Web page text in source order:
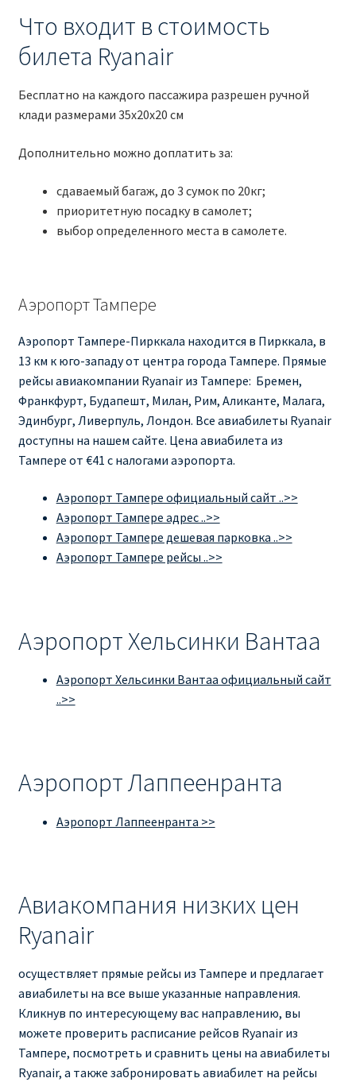
Что входит в стоимость
билета Ryanair
Бесплатно на каждого пассажира разрешен ручной
клади размерами 35x20x20 см
Дополнительно можно доплатить за:
сдаваемый багаж, до 3 сумок по 20кг;
приоритетную посадку в самолет;
выбор определенного места в самолете.
Аэропорт Тампере
Аэропорт Тампере-Пирккала находится в Пирккала, в
13 км к юго-западу от центра города Тампере. Прямые
рейсы авиакомпании Ryanair из Тампере: Бремен,
Франкфурт, Будапешт, Милан, Рим, Аликанте, Малага,
Эдинбург, Ливерпуль, Лондон. Все авиабилеты Ryanair
доступны на нашем сайте. Цена авиабилета из
Тампере от €41 с налогами аэропорта.
Аэропорт Тампере официальный сайт ..>>
Аэропорт Тампере адрес ..>>
Аэропорт Тампере дешевая парковка ..>>
Аэропорт Тампере рейсы ..>>
Аэропорт Хельсинки Вантаа
Аэропорт Хельсинки Вантаа официальный сайт
..>>
Аэропорт Лаппеенранта
Аэропорт Лаппеенранта >>
Авиакомпания низких цен
Ryanair
осуществляет прямые рейсы из Тампере и предлагает
авиабилеты на все выше указанные направления.
Кликнув по интересующему вас направлению, вы
можете проверить расписание рейсов Ryanair из
Тампере, посмотреть и сравнить цены на авиабилеты
Ryanair, а также забронировать авиабилет на рейсы